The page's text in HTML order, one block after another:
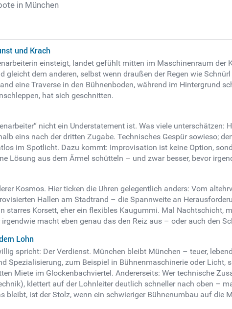
in München
und Krach
einsteigt, landet gefühlt mitten im Maschinenraum der
gleicht dem anderen, selbst wenn draußen der Regen wie
eine Traverse in den Bühnenboden, während im Hintergrund
hat sich geschnitten.
nicht ein Understatement ist. Was viele unterschätzen:
eins nach der dritten Zugabe. Technisches Gespür sowieso;
im Spotlicht. Dazu kommt: Improvisation ist keine Option,
Lösung aus dem Ärmel schütteln – und zwar besser, bevor
Kosmos. Hier ticken die Uhren gelegentlich anders: Vom
Hallen am Stadtrand – die Spannweite an
starres Korsett, eher ein flexibles Kaugummi. Mal Nachtschicht,
macht eben genau das den Reiz aus – oder auch den
Lohn
spricht: Der Verdienst. München bleibt München – teuer,
Spezialisierung, zum Beispiel in Bühnenmaschinerie oder
Miete im Glockenbachviertel. Andererseits: Wer technische
klettert auf der Lohnleiter deutlich schneller nach oben –
bleibt, ist der Stolz, wenn ein schwieriger Bühnenumbau auf die